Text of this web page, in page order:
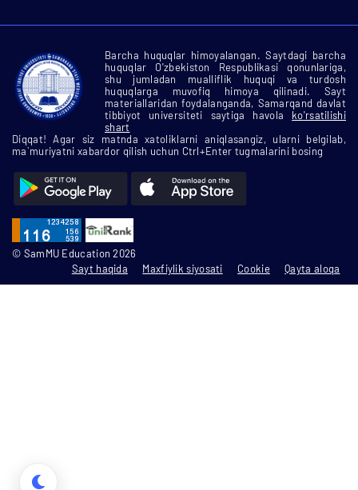
Barcha huquqlar himoyalangan. Saytdagi barcha
huquqlar O'zbekiston Respublikasi qonunlariga,
shu jumladan mualliflik huquqi va turdosh
huquqlarga muvofiq himoya qilinadi. Sayt
materiallaridan foydalanganda, Samarqand davlat
tibbiyot universiteti saytiga havola ko'rsatilishi
shart
Diqqat! Agar siz matnda xatoliklarni aniqlasangiz, ularni belgilab,
ma`muriyatni xabardor qilish uchun Ctrl+Enter tugmalarini bosing
© SamMU Education 2026
Sayt haqida
Maxfiylik siyosati Cookie Qayta aloqa